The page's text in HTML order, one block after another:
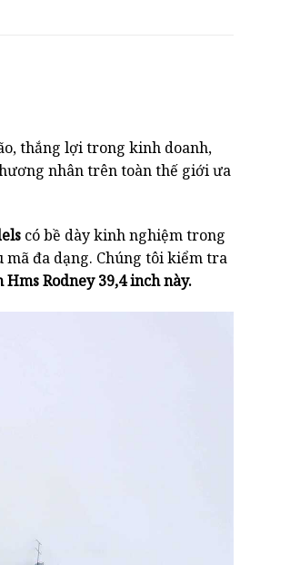
thắng lợi trong kinh doanh,
nhân trên toàn thế giới ưa
có bề dày kinh nghiệm trong
đa dạng. Chúng tôi kiểm tra
Rodney 39,4 inch này.